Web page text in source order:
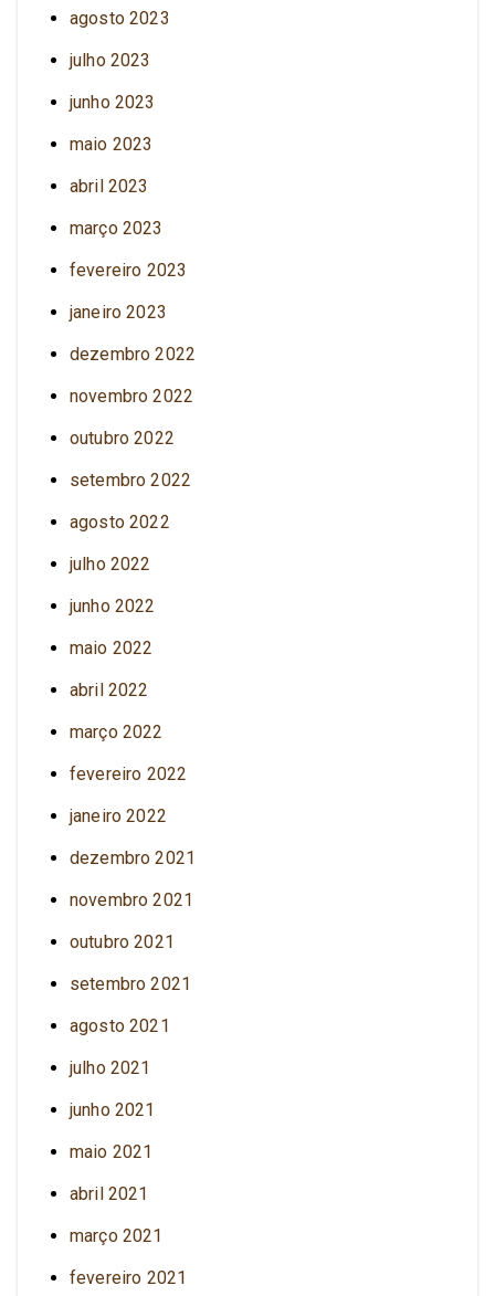
agosto 2023
julho 2023
junho 2023
maio 2023
abril 2023
março 2023
fevereiro 2023
janeiro 2023
dezembro 2022
novembro 2022
outubro 2022
setembro 2022
agosto 2022
julho 2022
junho 2022
maio 2022
abril 2022
março 2022
fevereiro 2022
janeiro 2022
dezembro 2021
novembro 2021
outubro 2021
setembro 2021
agosto 2021
julho 2021
junho 2021
maio 2021
abril 2021
março 2021
fevereiro 2021